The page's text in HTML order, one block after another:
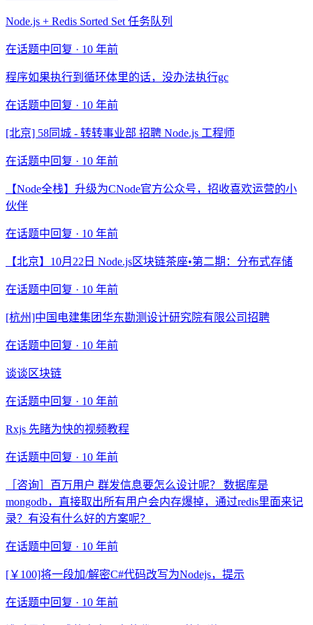
Node.js + Redis Sorted Set 任务队列
在话题中回复 · 10 年前
程序如果执行到循环体里的话，没办法执行gc
在话题中回复 · 10 年前
[北京] 58同城 - 转转事业部 招聘 Node.js 工程师
在话题中回复 · 10 年前
【Node全栈】升级为CNode官方公众号，招收喜欢运营的小
伙伴
在话题中回复 · 10 年前
【北京】10月22日 Node.js区块链茶座•第二期：分布式存储
在话题中回复 · 10 年前
[杭州]中国电建集团华东勘测设计研究院有限公司招聘
在话题中回复 · 10 年前
谈谈区块链
在话题中回复 · 10 年前
Rxjs 先睹为快的视频教程
在话题中回复 · 10 年前
［咨询］百万用户 群发信息要怎么设计呢？ 数据库是
mongodb，直接取出所有用户会内存爆掉，通过redis里面来记
录？有没有什么好的方案呢？
在话题中回复 · 10 年前
[￥100]将一段加/解密C#代码改写为Nodejs，提示
在话题中回复 · 10 年前